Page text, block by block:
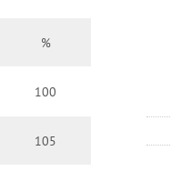
%
100
105